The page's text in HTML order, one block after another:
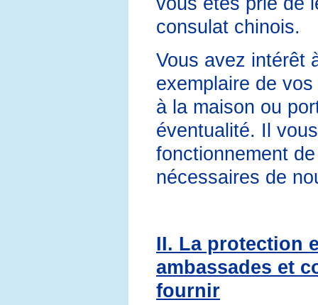
consulat chinois.
Vous avez intérêt
exemplaire de
à la maison ou
éventualité. Il
fonctionnement
nécessaires de
II. La protection
ambassades et
fournir